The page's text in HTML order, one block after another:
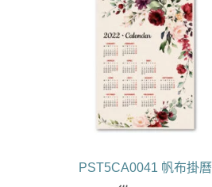
PST5CA0041 帆布掛曆